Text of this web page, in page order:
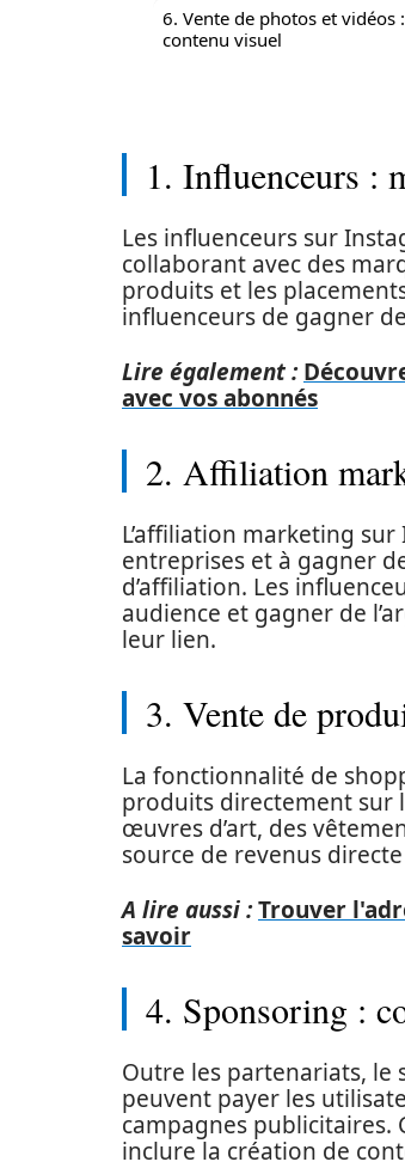
6. Vente de photos et vidéos
contenu visuel
1. Influenceurs :
Les influenceurs sur
collaborant avec des
produits et les
influenceurs de gagner
Lire également :
avec vos abonnés
2. Affiliation
L’affiliation marketing
entreprises et à gagner
d’affiliation. Les
audience et gagner de
leur lien.
3. Vente de
La fonctionnalité de
produits directement sur
œuvres d’art, des
source de revenus
A lire aussi :Trouver
savoir
4. Sponsoring :
Outre les partenariats, le
peuvent payer les
campagnes
inclure la création de